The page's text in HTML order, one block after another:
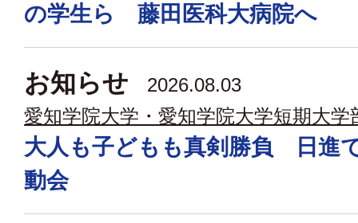
の学生ら 藤田医科大病院へ
お知らせ
2026.08.03
愛知学院大学・愛知学院大学短期大学
大人も子どもも真剣勝負 日進
動会